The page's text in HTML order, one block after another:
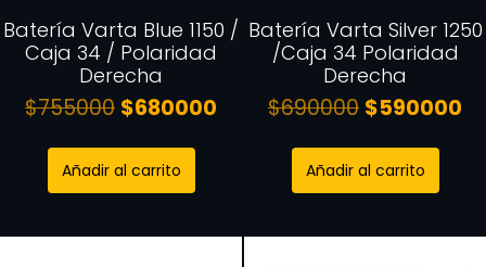
Batería Varta Blue 1150 /
Caja 34 / Polaridad
Derecha
$755000 $680000
Añadir al carrito
Batería Varta Silver 1250
/Caja 34 Polaridad
Derecha
$690000 $590000
Añadir al carrito